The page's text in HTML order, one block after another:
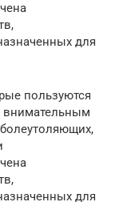
для
пользуются
внимательным
для